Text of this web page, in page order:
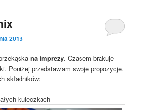
2013
na imprezy. Czasem brakuje
Poniżej przedstawiam swoje propozycje.
składników:
kuleczkach